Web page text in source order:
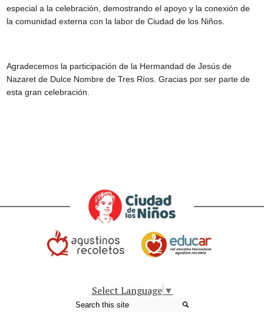
especial a la celebración, demostrando el apoyo y la conexión de
la comunidad externa con la labor de Ciudad de los Niños.
Agradecemos la participación de la Hermandad de Jesús de
Nazaret de Dulce Nombre de Tres Ríos. Gracias por ser parte de
esta gran celebración.
Select Language ▼
Search